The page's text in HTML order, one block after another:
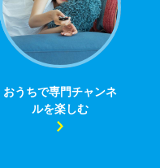
おうちで専門チャンネ
ルを楽しむ